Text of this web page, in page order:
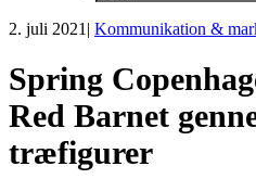
2. juli 2021 | Kommunikation &
Spring
Red Barnet
træfigurer